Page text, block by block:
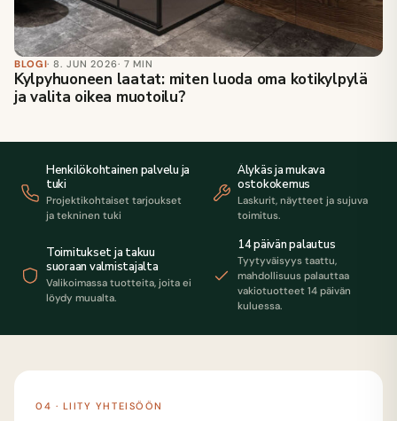
BLOGI· 8. JUN 2026· 7 MIN
Kylpyhuoneen laatat: miten luoda oma kotikylpylä
ja valita oikea muotoilu?
Henkilökohtainen palvelu ja
tuki
Projektikohtaiset tarjoukset
ja tekninen tuki
Älykäs ja mukava
ostokokemus
Laskurit, näytteet ja sujuva
toimitus.
Toimitukset ja takuu
suoraan valmistajalta
Valikoimassa tuotteita, joita ei
löydy muualta.
14 päivän palautus
Tyytyväisyys taattu,
mahdollisuus palauttaa
vakiotuotteet 14 päivän
kuluessa.
04 · LIITY YHTEISÖÖN